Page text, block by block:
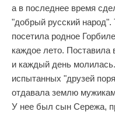
а в последнее время
"добрый русский народ".
посетила родное
каждое лето. Поставила
и каждый день
испытанных "друзей
отдавала землю
У нее был сын Сережа,